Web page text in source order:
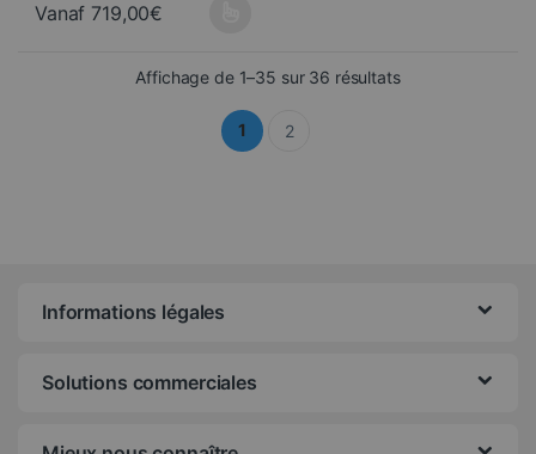
Vanaf 719,00€
Ce produit a plusieurs variations. Les options peuvent être
Affichage de 1–35 sur 36 résultatsTrié du plus
1 2
Informations légales
Solutions commerciales